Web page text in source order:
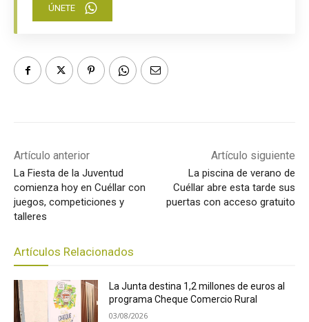
ÚNETE
Artículo anterior
La Fiesta de la Juventud
comienza hoy en Cuéllar con
juegos, competiciones y
talleres
Artículo siguiente
La piscina de verano de
Cuéllar abre esta tarde sus
puertas con acceso gratuito
Artículos Relacionados
La Junta destina 1,2 millones de euros al
programa Cheque Comercio Rural
03/08/2026